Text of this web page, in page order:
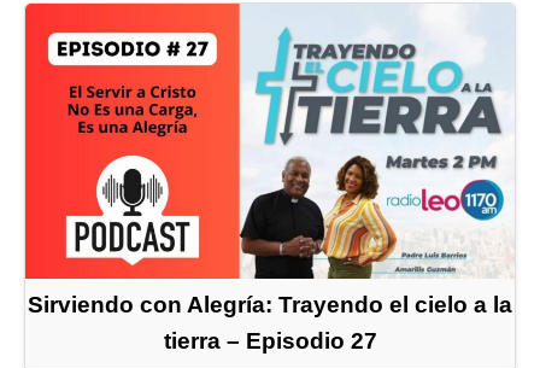
Sirviendo con Alegría: Trayendo el cielo a la
tierra – Episodio 27